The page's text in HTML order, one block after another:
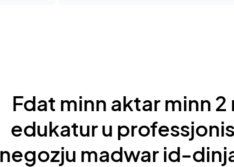
Fdat minn aktar minn 2
edukatur u
negozju madwar id-